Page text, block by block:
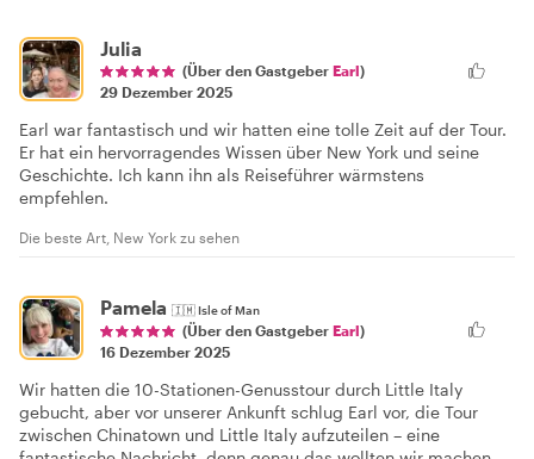
Julia
(Über den Gastgeber Earl)
29 Dezember 2025
Earl war fantastisch und wir hatten eine tolle Zeit auf der Tour.
Er hat ein hervorragendes Wissen über New York und seine
Geschichte. Ich kann ihn als Reiseführer wärmstens
empfehlen.
Die beste Art, New York zu sehen
Pamela 🇮🇲Isle of Man
(Über den Gastgeber Earl)
16 Dezember 2025
Wir hatten die 10-Stationen-Genusstour durch Little Italy
gebucht, aber vor unserer Ankunft schlug Earl vor, die Tour
zwischen Chinatown und Little Italy aufzuteilen – eine